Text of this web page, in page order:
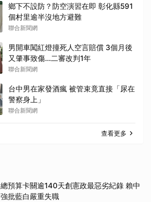
鄉下不設防？防空演習在即 彰化縣591
個村里逾半沒地方避難
聯合新聞網
男開車闖紅燈撞死人空言賠償 3個月後
又肇事致傷…二審改判1年
聯合新聞網
台中男在家發酒瘋 被管束竟直接「尿在
警察身上」
聯合新聞網
查看更多
總預算卡關逾140天創憲政最惡劣紀錄 賴中
強批藍白嚴重失職